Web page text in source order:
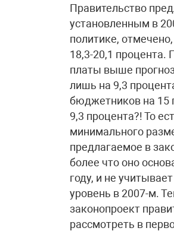
Правительство
установленным в
политике,
18,3-20,1 процента.
платы выше
лишь на 9,3
бюджетников на 15
9,3 процента?! То
минимального
предлагаемое в
более что оно
году, и не
уровень в 2007-м.
законопроект
рассмотреть в